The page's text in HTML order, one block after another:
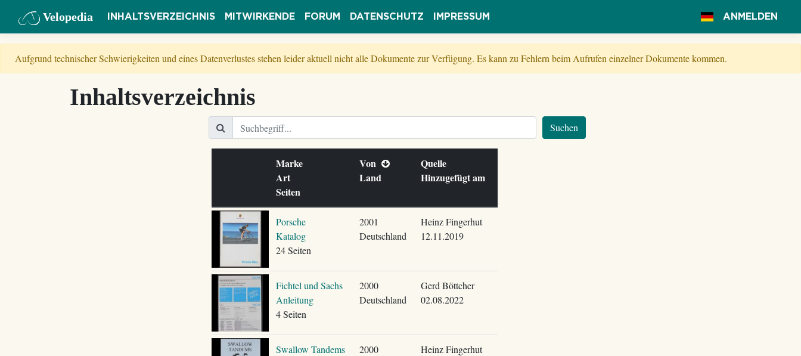
Velopedia INHALTSVERZEICHNIS MITWIRKENDE FORUM DATENSCHUTZ IMPRESSUM ANMELDEN
Aufgrund technischer Schwierigkeiten und eines Datenverlustes stehen leider aktuell nicht alle Dokumente zur Verfügung. Es kann zu Fehlern beim Aufrufen einzelner Dokumente kommen.
Inhaltsverzeichnis
Suchen
Marke
Art
Seiten
Von
Land
Quelle
Hinzugefügt am
Porsche
Katalog
24 Seiten
2001
Deutschland
Heinz Fingerhut
12.11.2019
Fichtel und Sachs
Anleitung
4 Seiten
2000
Deutschland
Gerd Böttcher
02.08.2022
Swallow Tandems
2000
Heinz Fingerhut